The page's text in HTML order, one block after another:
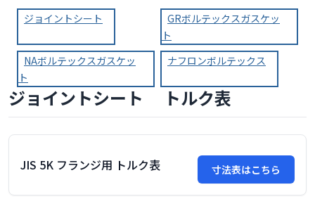
ジョイントシート
GRボルテックスガスケッ
ト
NAボルテックスガスケッ
ト
ナフロンボルテックス
ジョイントシート トルク表
JIS 5K フランジ用 トルク表 寸法表はこちら